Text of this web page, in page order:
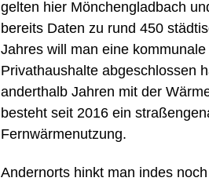
gelten hier Mönchengladbach
bereits Daten zu rund 450
Jahres will man eine
Privathaushalte abgeschlossen
anderthalb Jahren mit der
besteht seit 2016 ein
Fernwärmenutzung.
Andernorts hinkt man indes